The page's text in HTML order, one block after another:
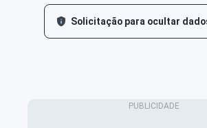
Solicitação para ocultar